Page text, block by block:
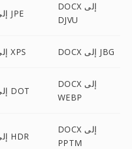
DOCX إلى JPE
DOCX إلى
DJVU
DOCX إلى XPS DOCX إلى JBG
DOCX إلى DOT
DOCX إلى
WEBP
DOCX إلى HDR
DOCX إلى
PPTM